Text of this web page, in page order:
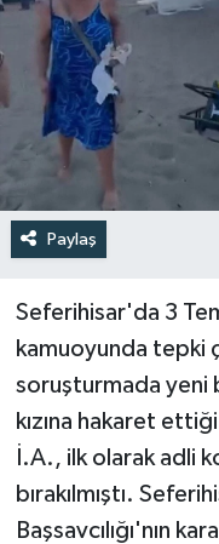
Paylaş
Seferihisar'da 3
kamuoyunda tepki
soruşturmada yeni
kızına hakaret
İ.A., ilk olarak adli
bırakılmıştı.
Başsavcılığı'nın
Yaşam